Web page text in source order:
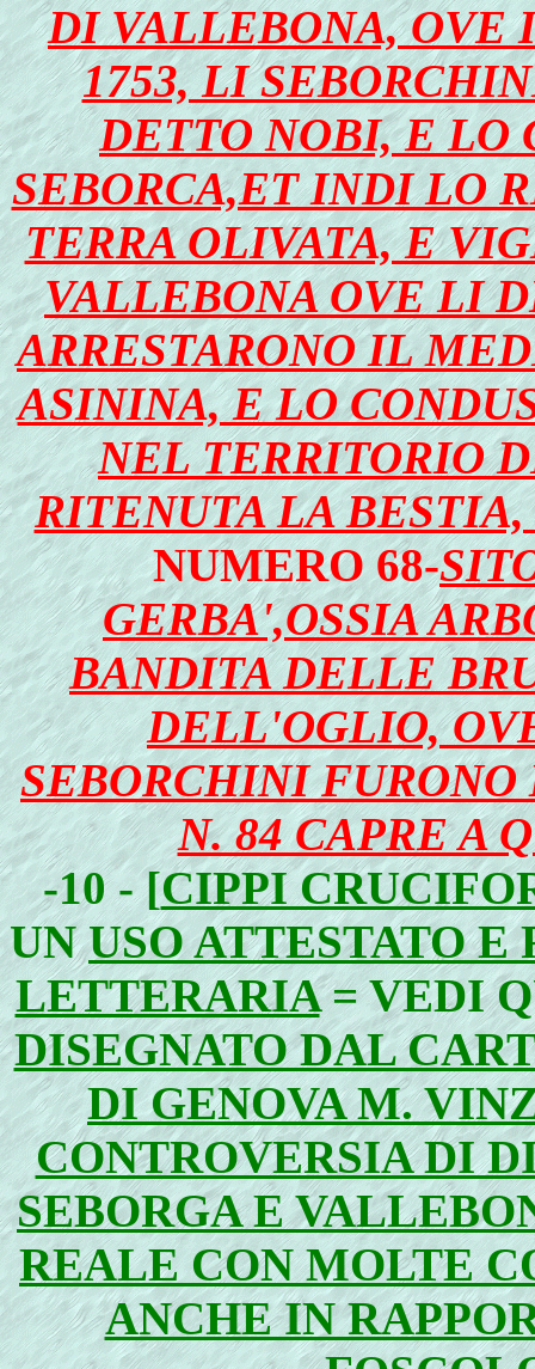
DI VALLEBONA, OVE
1753, LI
DETTO NOBI, E LO
SEBORCA,ET INDI LO
TERRA OLIVATA, E
VALLEBONA OVE LI
ARRESTARONO IL
ASININA, E LO
NEL TERRITORIO
RITENUTA LA
NUMERO 68-
GERBA',OSSIA
BANDITA DELLE
DELL'OGLIO,
SEBORCHINI FURONO
N. 84 CAPRE A
-10 - [CIPPI
UNUSO ATTESTATO
LETTERARIA= VEDI
DISEGNATO DAL
DI GENOVA M.
CONTROVERSIA DI
SEBORGA E
REALE CON MOLTE
ANCHE IN